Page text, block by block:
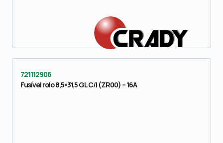
721112906
Fusível rolo 8,5×31,5 GL C/I (ZR00) – 16A